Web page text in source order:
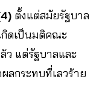
ตั้งแต่สมัยรัฐบาล
กิดเป็นมติคณะ
ว แต่รัฐบาลและ
ลกระทบที่เลวร้าย